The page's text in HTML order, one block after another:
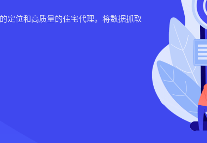
定位和高质量的住宅代理。将数据抓取